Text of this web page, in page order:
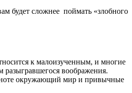
будет сложнее поймать «злобного
к малоизученным, и многие
разыгравшегося воображения.
окружающий мир и привычные